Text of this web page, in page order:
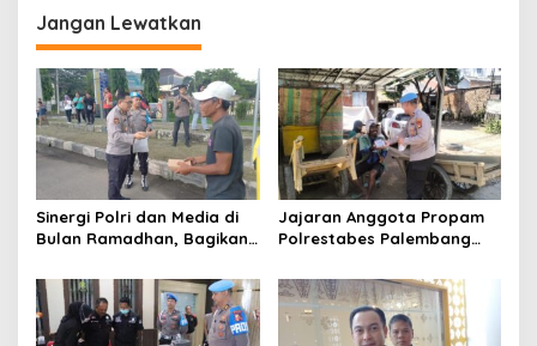
Jangan Lewatkan
Sinergi Polri dan Media di
Bulan Ramadhan, Bagikan
Takjil Kepada Masyarakat
Palembang
Jajaran Anggota Propam
Polrestabes Palembang